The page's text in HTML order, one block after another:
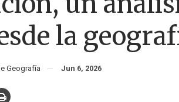
la
Geografía Jun 6, 2026